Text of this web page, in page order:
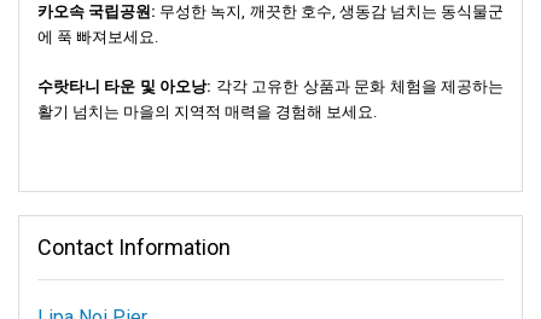
카오속 국립공원: 무성한 녹지, 깨끗한 호수, 생동감 넘치는 동식물군
에 푹 빠져보세요.
수랏타니 타운 및 아오낭: 각각 고유한 상품과 문화 체험을 제공하는
활기 넘치는 마을의 지역적 매력을 경험해 보세요.
Contact Information